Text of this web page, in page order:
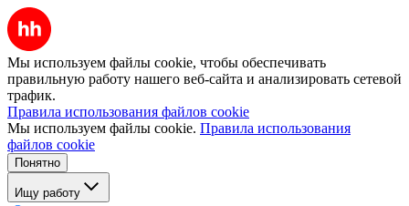
Мы используем файлы cookie, чтобы обеспечивать
правильную работу нашего веб-сайта и анализировать сетевой
трафик.
Правила использования файлов cookie
Мы используем файлы cookie. Правила использования
файлов cookie
Понятно
Ищу работу